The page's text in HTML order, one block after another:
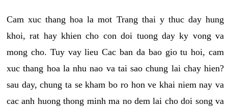
Cam xuc thang hoa la mot Trang thai y thuc day hung
khoi, rat hay khien cho con doi tuong day ky vong va
mong cho. Tuy vay lieu Cac ban da bao gio tu hoi, cam
xuc thang hoa la nhu nao va tai sao chung lai chay hien?
sau day, chung ta se kham bo ro hon ve khai niem nay va
cac anh huong thong minh ma no dem lai cho doi song va